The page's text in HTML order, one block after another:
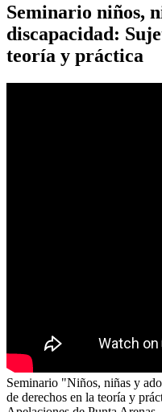
Seminario niños,
discapacidad:
teoría y práctica
Seminario "Niños, niñas y
de derechos en la teoría y